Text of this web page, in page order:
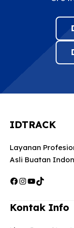
IDTRACK
Layanan
Asli Buatan
Facebook
Instagram
YouTube
TikTok
Kontak Info